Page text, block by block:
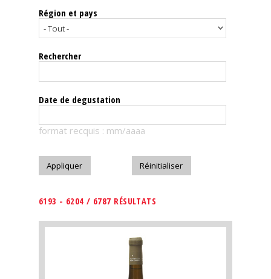
dégustation
Le
magazine
Télécharger
Région et pays
Rechercher
Date de degustation
format recquis : mm/aaaa
6193 - 6204 / 6787 RÉSULTATS